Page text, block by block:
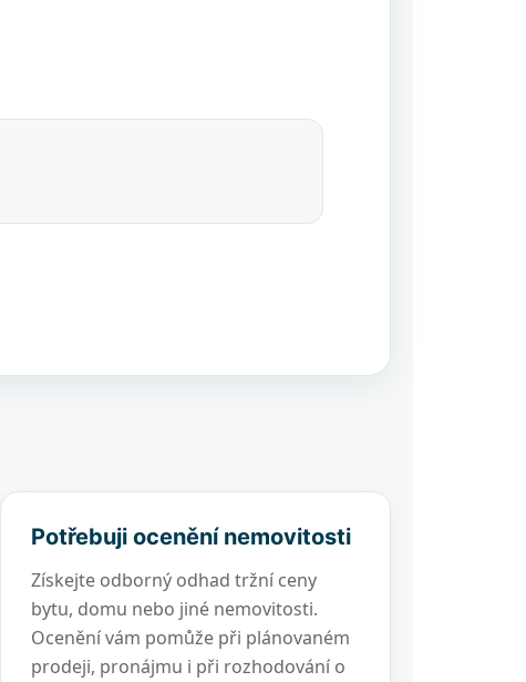
Potřebuji ocenění nemovitosti
Získejte odborný odhad tržní ceny
bytu, domu nebo jiné nemovitosti.
Ocenění vám pomůže při plánovaném
prodeji, pronájmu i při rozhodování o